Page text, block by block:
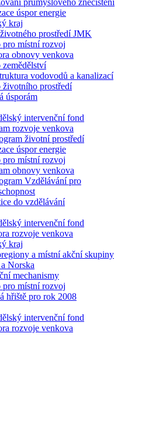
průmyslového znečištění
úspor energie
kraj
prostředí JMK
pro místní rozvoj
obnovy venkova
vodovodů a kanalizací
životního prostředí
úsporám
intervenční fond
rozvoje venkova
životní prostředí
úspor energie
pro místní rozvoj
obnovy venkova
Vzdělávání pro
do vzdělávání
intervenční fond
rozvoje venkova
kraj
a místní akční skupiny
Norska
mechanismy
pro místní rozvoj
hřiště pro rok 2008
intervenční fond
rozvoje venkova